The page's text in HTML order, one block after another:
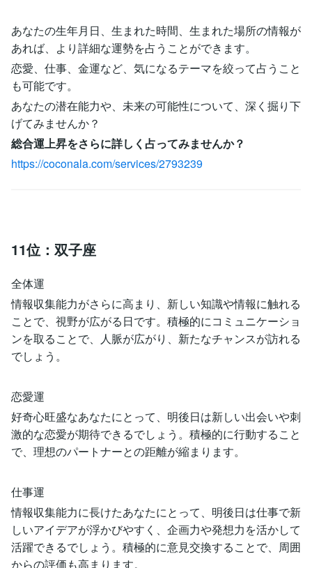
あなたの生年月日、生まれた時間、生まれた場所の情報が
あれば、より詳細な運勢を占うことができます。
恋愛、仕事、金運など、気になるテーマを絞って占うこと
も可能です。
あなたの潜在能力や、未来の可能性について、深く掘り下
げてみませんか？
総合運上昇をさらに詳しく占ってみませんか？
https://coconala.com/services/2793239
11位：双子座
全体運
情報収集能力がさらに高まり、新しい知識や情報に触れる
ことで、視野が広がる日です。積極的にコミュニケーショ
ンを取ることで、人脈が広がり、新たなチャンスが訪れる
でしょう。
恋愛運
好奇心旺盛なあなたにとって、明後日は新しい出会いや刺
激的な恋愛が期待できるでしょう。積極的に行動すること
で、理想のパートナーとの距離が縮まります。
仕事運
情報収集能力に長けたあなたにとって、明後日は仕事で新
しいアイデアが浮かびやすく、企画力や発想力を活かして
活躍できるでしょう。積極的に意見交換することで、周囲
からの評価も高まります。